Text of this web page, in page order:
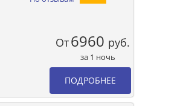
От6960 руб.
за 1 ночь
ПОДРОБНЕЕ